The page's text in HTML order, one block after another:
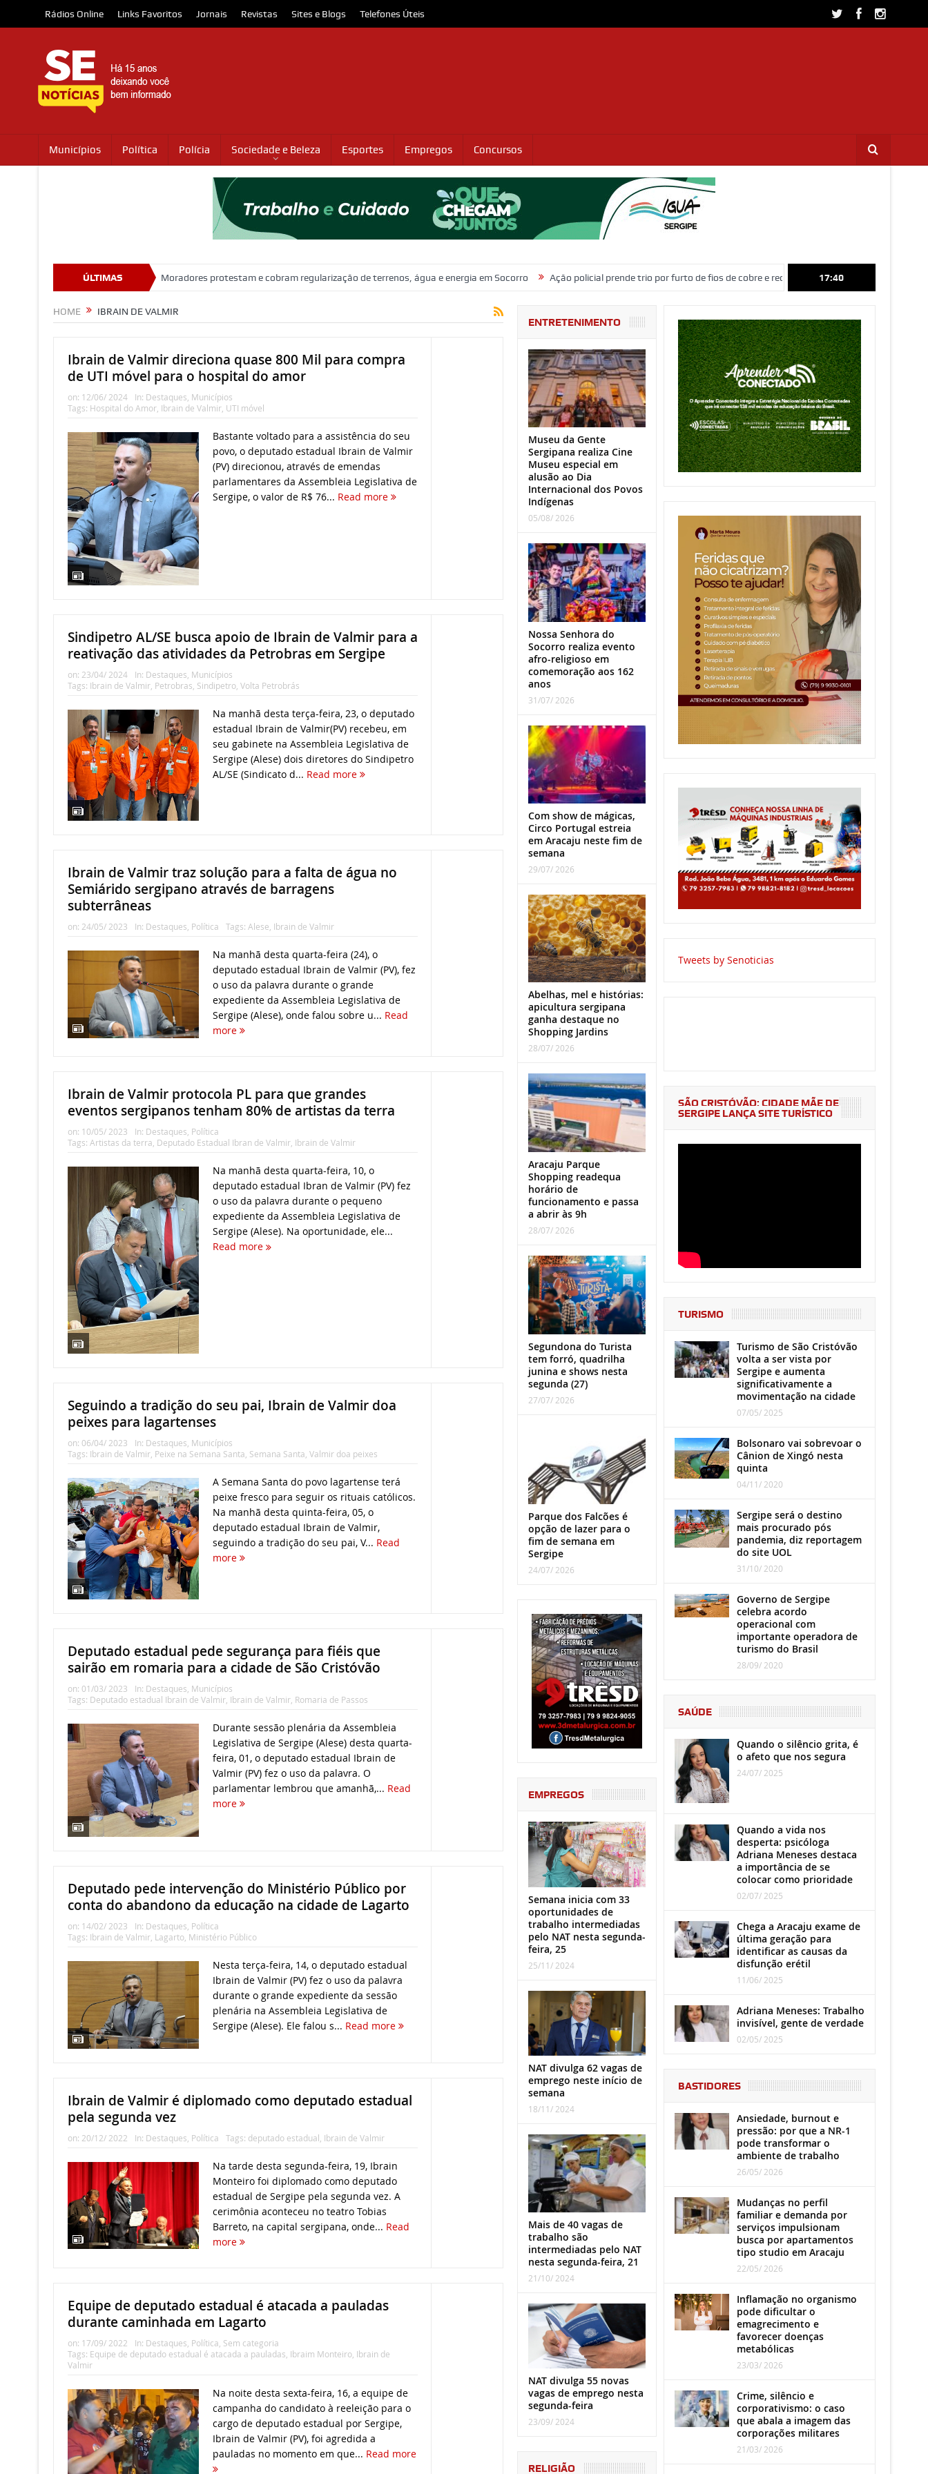
Rádios Online Links Favoritos Jornais Revistas Sites e Blogs Telefones Úteis
Municípios Política Polícia Sociedade e Beleza Esportes Empregos Concursos
ÚLTIMASMoradores protestam e cobram regularização de terrenos, água e energia em Socorro Ação policial prende trio por furto de fios de cobre e receptação no interior de Sergipe
17:40
HOME IBRAIN DE VALMIR
Ibrain de Valmir direciona quase 800 Mil para compra
de UTI móvel para o hospital do amor
on: 12/06/ 2024 In: Destaques Municípios
Tags: Hospital do Amor, Ibrain de Valmir, UTI móvel
Bastante voltado para a assistência do seu
povo, o deputado estadual Ibrain de Valmir
(PV) direcionou, através de emendas
parlamentares da Assembleia Legislativa de
Sergipe, o valor de R$ 76... Read more
Sindipetro AL/SE busca apoio de Ibrain de Valmir para a
reativação das atividades da Petrobras em Sergipe
on: 23/04/ 2024 In: Destaques Municípios
Tags: Ibrain de Valmir, Petrobras Sindipetro, Volta Petrobrás
Na manhã desta terça-feira, 23, o deputado
estadual Ibrain de Valmir(PV) recebeu, em
seu gabinete na Assembleia Legislativa de
Sergipe (Alese) dois diretores do Sindipetro
AL/SE (Sindicato d... Read more
Ibrain de Valmir traz solução para a falta de água no
Semiárido sergipano através de barragens
subterrâneas
on: 24/05/ 2023 In: Destaques Política Tags: Alese Ibrain de Valmir
Na manhã desta quarta-feira (24), o
deputado estadual Ibrain de Valmir (PV), fez
o uso da palavra durante o grande
expediente da Assembleia Legislativa de
Sergipe (Alese), onde falou sobre u... Read
more
Ibrain de Valmir protocola PL para que grandes
eventos sergipanos tenham 80% de artistas da terra
on: 10/05/ 2023 In: Destaques, Política
Tags: Artistas da terra, Deputado Estadual Ibran de Valmir, Ibrain de Valmir
Na manhã desta quarta-feira, 10, o
deputado estadual Ibran de Valmir (PV) fez
o uso da palavra durante o pequeno
expediente da Assembleia Legislativa de
Sergipe (Alese). Na oportunidade, ele...
Read more
Seguindo a tradição do seu pai, Ibrain de Valmir doa
peixes para lagartenses
on: 06/04/ 2023 In: Destaques Municípios
Tags: Ibrain de Valmir, Peixe na Semana Santa Semana Santa Valmir doa peixes
A Semana Santa do povo lagartense terá
peixe fresco para seguir os rituais católicos.
Na manhã desta quinta-feira, 05, o
deputado estadual Ibrain de Valmir,
seguindo a tradição do seu pai, V... Read
more
Deputado estadual pede segurança para fiéis que
sairão em romaria para a cidade de São Cristóvão
on: 01/03/ 2023 In: Destaques Municípios
Tags: Deputado estadual Ibrain de Valmir, Ibrain de Valmir, Romaria de Passos
Durante sessão plenária da Assembleia
Legislativa de Sergipe (Alese) desta quarta-
feira, 01, o deputado estadual Ibrain de
Valmir (PV) fez o uso da palavra. O
parlamentar lembrou que amanhã,... Read
more
Deputado pede intervenção do Ministério Público por
conta do abandono da educação na cidade de Lagarto
on: 14/02/ 2023 In: Destaques Política
Tags: Ibrain de Valmir, Lagarto, Ministério Público
Nesta terça-feira, 14, o deputado estadual
Ibrain de Valmir (PV) fez o uso da palavra
durante o grande expediente da sessão
plenária na Assembleia Legislativa de
Sergipe (Alese). Ele falou s... Read more
Ibrain de Valmir é diplomado como deputado estadual
pela segunda vez
on: 20/12/ 2022 In: Destaques Política Tags: deputado estadual Ibrain de Valmir
Na tarde desta segunda-feira, 19, Ibrain
Monteiro foi diplomado como deputado
estadual de Sergipe pela segunda vez. A
cerimônia aconteceu no teatro Tobias
Barreto, na capital sergipana, onde... Read
more
Equipe de deputado estadual é atacada a pauladas
durante caminhada em Lagarto
on: 17/09/ 2022 In: Destaques Política Sem categoria
Tags: Equipe de deputado estadual é atacada a pauladas Ibraim Monteiro, Ibrain de
Valmir
Na noite desta sexta-feira, 16, a equipe de
campanha do candidato à reeleição para o
cargo de deputado estadual por Sergipe,
Ibrain de Valmir (PV), foi agredida a
pauladas no momento em que... Read more
ENTRETENIMENTO
Museu da Gente
Sergipana realiza Cine
Museu especial em
alusão ao Dia
Internacional dos Povos
Indígenas
05/08/ 2026
Nossa Senhora do
Socorro realiza evento
afro-religioso em
comemoração aos 162
anos
31/07/ 2026
Com show de mágicas,
Circo Portugal estreia
em Aracaju neste fim de
semana
29/07/ 2026
Abelhas, mel e histórias:
apicultura sergipana
ganha destaque no
Shopping Jardins
28/07/ 2026
Aracaju Parque
Shopping readequa
horário de
funcionamento e passa
a abrir às 9h
28/07/ 2026
Segundona do Turista
tem forró, quadrilha
junina e shows nesta
segunda (27)
27/07/ 2026
Parque dos Falcões é
opção de lazer para o
fim de semana em
Sergipe
24/07/ 2026
EMPREGOS
Semana inicia com 33
oportunidades de
trabalho intermediadas
pelo NAT nesta segunda-
feira, 25
25/11/ 2024
NAT divulga 62 vagas de
emprego neste início de
semana
18/11/ 2024
Mais de 40 vagas de
trabalho são
intermediadas pelo NAT
nesta segunda-feira, 21
21/10/ 2024
NAT divulga 55 novas
vagas de emprego nesta
segunda-feira
23/09/ 2024
RELIGIÃO
Tweets by Senoticias
SÃO CRISTÓVÃO: CIDADE MÃE DE
SERGIPE LANÇA SITE TURÍSTICO
TURISMO
Turismo de São Cristóvão
volta a ser vista por
Sergipe e aumenta
significativamente a
movimentação na cidade
07/05/ 2025
Bolsonaro vai sobrevoar o
Cânion de Xingó nesta
quinta
04/11/ 2020
Sergipe será o destino
mais procurado pós
pandemia, diz reportagem
do site UOL
31/10/ 2020
Governo de Sergipe
celebra acordo
operacional com
importante operadora de
turismo do Brasil
28/09/ 2020
SAÚDE
Quando o silêncio grita, é
o afeto que nos segura
24/07/ 2025
Quando a vida nos
desperta: psicóloga
Adriana Meneses destaca
a importância de se
colocar como prioridade
02/07/ 2025
Chega a Aracaju exame de
última geração para
identificar as causas da
disfunção erétil
11/06/ 2025
Adriana Meneses: Trabalho
invisível, gente de verdade
02/05/ 2025
BASTIDORES
Ansiedade, burnout e
pressão: por que a NR-1
pode transformar o
ambiente de trabalho
26/05/ 2026
Mudanças no perfil
familiar e demanda por
serviços impulsionam
busca por apartamentos
tipo studio em Aracaju
22/05/ 2026
Inflamação no organismo
pode dificultar o
emagrecimento e
favorecer doenças
metabólicas
23/03/ 2026
Crime, silêncio e
corporativismo: o caso
que abala a imagem das
corporações militares
21/03/ 2026